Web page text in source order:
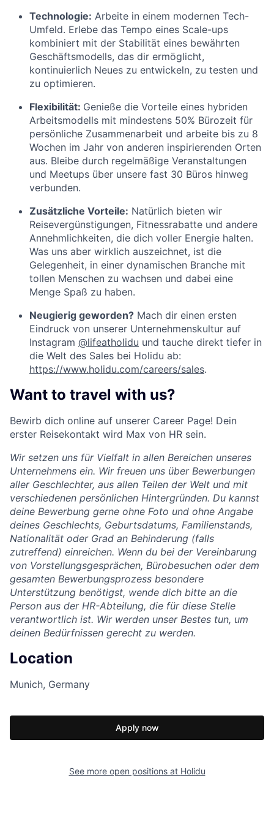
Technologie: Arbeite in einem modernen Tech-
Umfeld. Erlebe das Tempo eines Scale-ups
kombiniert mit der Stabilität eines bewährten
Geschäftsmodells, das dir ermöglicht,
kontinuierlich Neues zu entwickeln, zu testen und
zu optimieren.
Flexibilität: Genieße die Vorteile eines hybriden
Arbeitsmodells mit mindestens 50% Bürozeit für
persönliche Zusammenarbeit und arbeite bis zu 8
Wochen im Jahr von anderen inspirierenden Orten
aus. Bleibe durch regelmäßige Veranstaltungen
und Meetups über unsere fast 30 Büros hinweg
verbunden.
Zusätzliche Vorteile: Natürlich bieten wir
Reisevergünstigungen, Fitnessrabatte und andere
Annehmlichkeiten, die dich voller Energie halten.
Was uns aber wirklich auszeichnet, ist die
Gelegenheit, in einer dynamischen Branche mit
tollen Menschen zu wachsen und dabei eine
Menge Spaß zu haben.
Neugierig geworden? Mach dir einen ersten
Eindruck von unserer Unternehmenskultur auf
Instagram @lifeatholidu und tauche direkt tiefer in
die Welt des Sales bei Holidu ab:
https://www.holidu.com/careers/sales.
Want to travel with us?
Bewirb dich online auf unserer Career Page! Dein
erster Reisekontakt wird Max von HR sein.
Wir setzen uns für Vielfalt in allen Bereichen unseres
Unternehmens ein. Wir freuen uns über Bewerbungen
aller Geschlechter, aus allen Teilen der Welt und mit
verschiedenen persönlichen Hintergründen. Du kannst
deine Bewerbung gerne ohne Foto und ohne Angabe
deines Geschlechts, Geburtsdatums, Familienstands,
Nationalität oder Grad an Behinderung (falls
zutreffend) einreichen. Wenn du bei der Vereinbarung
von Vorstellungsgesprächen, Bürobesuchen oder dem
gesamten Bewerbungsprozess besondere
Unterstützung benötigst, wende dich bitte an die
Person aus der HR-Abteilung, die für diese Stelle
verantwortlich ist. Wir werden unser Bestes tun, um
deinen Bedürfnissen gerecht zu werden.
Location
Munich, Germany
Apply now
See more open positions at Holidu